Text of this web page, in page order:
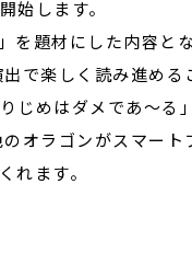
します。
題材にした内容と
で楽しく読み進める
めはダメであ〜る
オラゴンがスマート
れます。